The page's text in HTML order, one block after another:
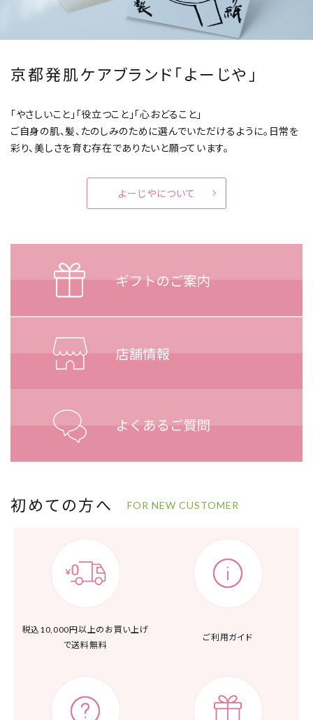
京都発肌ケアブランド「よーじや」
「やさしいこと」「役立つこと」「心おどること」
ご自身の肌、髪、たのしみのために選んでいただけるように。 日常を
彩り、美しさを育む存在でありたいと願っています。
よーじやについて
初めての方へ FOR NEW CUSTOMER
税込10,000円以上の お買い上げ
で送料無料
ご利用ガイド